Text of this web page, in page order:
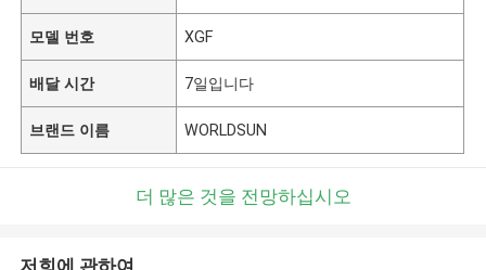
모델 번호 XGF
배달 시간 7일입니다
브랜드 이름 WORLDSUN
더 많은 것을 전망하십시오